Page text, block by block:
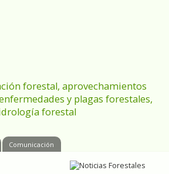
forestal, aprovechamientos
y plagas forestales,
forestal
Comunicación